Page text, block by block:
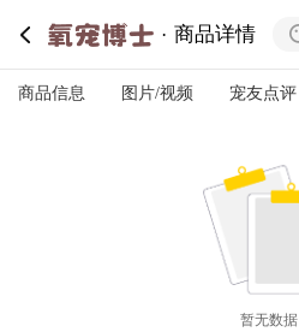
商品详情
商品信息 图片/视频 宠友点评
暂无数据